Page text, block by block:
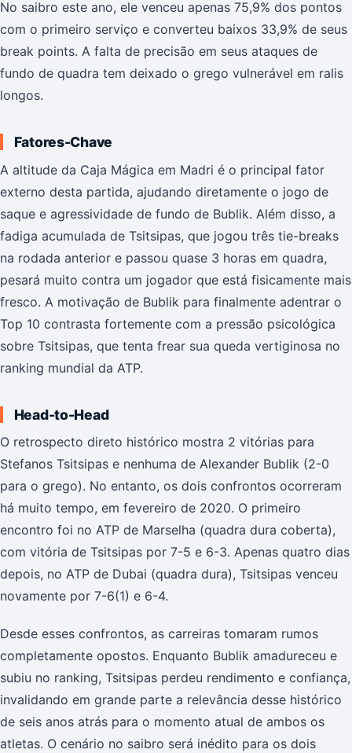
No saibro este ano, ele venceu apenas 75,9% dos pontos
com o primeiro serviço e converteu baixos 33,9% de seus
break points. A falta de precisão em seus ataques de
fundo de quadra tem deixado o grego vulnerável em ralis
longos.
Fatores-Chave
A altitude da Caja Mágica em Madri é o principal fator
externo desta partida, ajudando diretamente o jogo de
saque e agressividade de fundo de Bublik. Além disso, a
fadiga acumulada de Tsitsipas, que jogou três tie-breaks
na rodada anterior e passou quase 3 horas em quadra,
pesará muito contra um jogador que está fisicamente mais
fresco. A motivação de Bublik para finalmente adentrar o
Top 10 contrasta fortemente com a pressão psicológica
sobre Tsitsipas, que tenta frear sua queda vertiginosa no
ranking mundial da ATP.
Head-to-Head
O retrospecto direto histórico mostra 2 vitórias para
Stefanos Tsitsipas e nenhuma de Alexander Bublik (2-0
para o grego). No entanto, os dois confrontos ocorreram
há muito tempo, em fevereiro de 2020. O primeiro
encontro foi no ATP de Marselha (quadra dura coberta),
com vitória de Tsitsipas por 7-5 e 6-3. Apenas quatro dias
depois, no ATP de Dubai (quadra dura), Tsitsipas venceu
novamente por 7-6(1) e 6-4.
Desde esses confrontos, as carreiras tomaram rumos
completamente opostos. Enquanto Bublik amadureceu e
subiu no ranking, Tsitsipas perdeu rendimento e confiança,
invalidando em grande parte a relevância desse histórico
de seis anos atrás para o momento atual de ambos os
atletas. O cenário no saibro será inédito para os dois